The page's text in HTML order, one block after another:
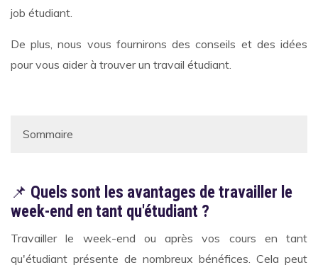
job étudiant.
De plus, nous vous fournirons des conseils et des idées
pour vous aider à trouver un travail étudiant.
📌 Quels sont les avantages de travailler le
week-end en tant qu'étudiant ?
Travailler le week-end ou après vos cours en tant
qu'étudiant présente de nombreux bénéfices. Cela peut